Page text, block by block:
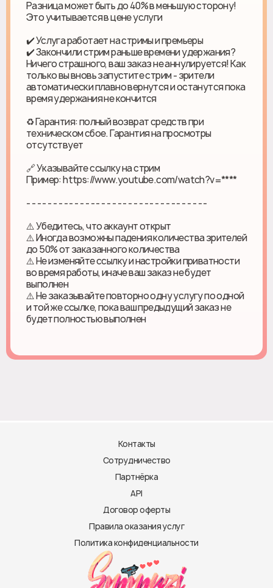
Разница может быть до 40% в меньшую сторону!
Это учитывается в цене услуги
✔️ Услуга работает на стримы и премьеры
✔️ Закончили стрим раньше времени удержания?
Ничего страшного, ваш заказ не аннулируется! Как
только вы вновь запустите стрим - зрители
автоматически плавно вернутся и останутся пока
время удержания не кончится
♻ Гарантия: полный возврат средств при
техническом сбое. Гарантия на просмотры
отсутствует
🔗 Указывайте ссылку на стрим
Пример: https://www.youtube.com/watch?v=****
- - - - - - - - - - - - - - - - - - - - - - - - - - - - - - - - - -
⚠️ Убедитесь, что аккаунт открыт
⚠️ Иногда возможны падения количества зрителей
до 50% от заказанного количества
⚠️ Не изменяйте ссылку и настройки приватности
во время работы, иначе ваш заказ не будет
выполнен
⚠️ Не заказывайте повторно одну услугу по одной
и той же ссылке, пока ваш предыдущий заказ не
будет полностью выполнен
Контакты
Сотрудничество
Партнёрка
API
Договор оферты
Правила оказания услуг
Политика конфиденциальности